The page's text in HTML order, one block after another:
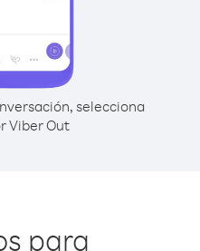
selecciona
Viber Out
para